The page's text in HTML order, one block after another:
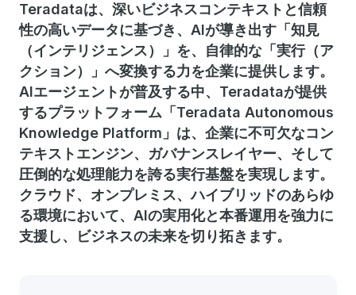
Teradataは、深いビジネスコンテキストと信頼
性の高いデータに基づき、AIが導き出す「知見
（インテリジェンス）」を、自律的な「実行（ア
クション）」へ変換する力を企業に提供します。
AIエージェントが普及する中、Teradataが提供
するプラットフォーム「Teradata Autonomous
Knowledge Platform」は、企業に不可欠なコン
テキストエンジン、ガバナンスレイヤー、そして
圧倒的な処理能力を誇る実行基盤を実現します。
クラウド、オンプレミス、ハイブリッドのあらゆ
る環境において、AIの実用化と本番運用を強力に
支援し、ビジネスの未来を切り拓きます。